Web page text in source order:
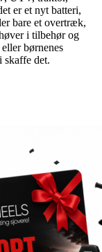
er et nyt batteri,
bare et overtræk,
i tilbehør og
børnenes
skaffe det.